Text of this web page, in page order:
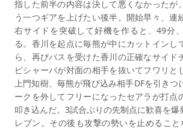
指した前半の内容は決して悪くなかったが
う一つギアを上げたい後半。開始早々、連
右サイドを突破して好機を作ると、49分
る。香川を起点に毎熊が中にカットインし
ら、再びパスを受けた香川の正確なサイド
ピシャーバが対面の相手を抜いてフワリと
上門知樹、毎熊が飛び込み相手DFを引き
ークを外してフリーになったセアラが打点
叩き込んだ。3試合ぶりの先制点に歓喜を爆
レブン。その後も攻撃の勢いを止めること